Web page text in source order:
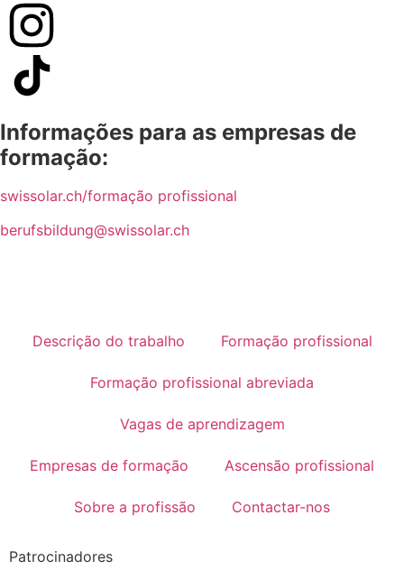
Informações para as empresas de
formação:
swissolar.ch/formação profissional
berufsbildung@swissolar.ch
Descrição do trabalho Formação profissional
Formação profissional abreviada
Vagas de aprendizagem
Empresas de formação Ascensão profissional
Sobre a profissão Contactar-nos
Patrocinadores